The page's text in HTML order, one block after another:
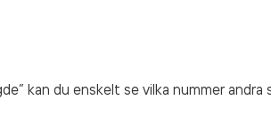
kan du enskelt se vilka nummer andra